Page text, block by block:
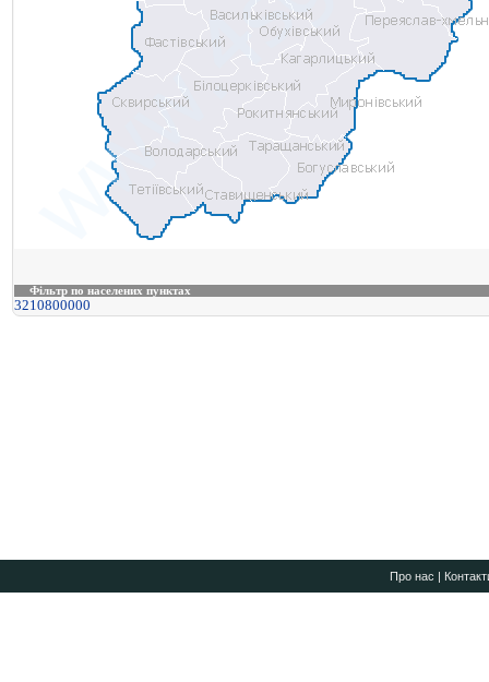
Фільтр по населених пунктах
3210800000
Про нас |